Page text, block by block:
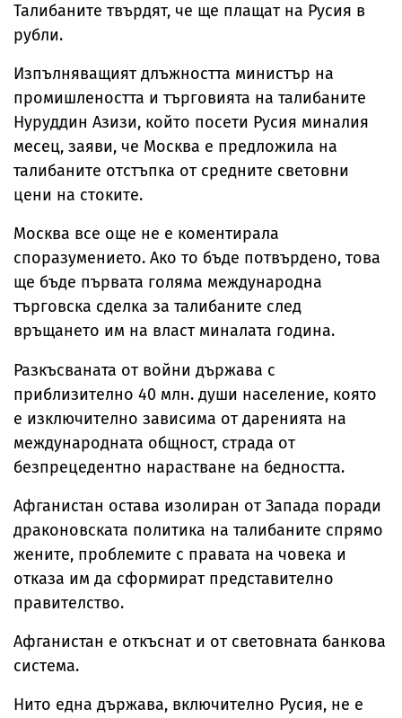
Талибаните твърдят, че ще плащат на Русия в
рубли.
Изпълняващият длъжността министър на
промишлеността и търговията на талибаните
Нуруддин Азизи, който посети Русия миналия
месец, заяви, че Москва е предложила на
талибаните отстъпка от средните световни
цени на стоките.
Москва все още не е коментирала
споразумението. Ако то бъде потвърдено, това
ще бъде първата голяма международна
търговска сделка за талибаните след
връщането им на власт миналата година.
Разкъсваната от войни държава с
приблизително 40 млн. души население, която
е изключително зависима от даренията на
международната общност, страда от
безпрецедентно нарастване на бедността.
Афганистан остава изолиран от Запада поради
драконовската политика на талибаните спрямо
жените, проблемите с правата на човека и
отказа им да сформират представително
правителство.
Афганистан е откъснат и от световната банкова
система.
Нито една държава, включително Русия, не е